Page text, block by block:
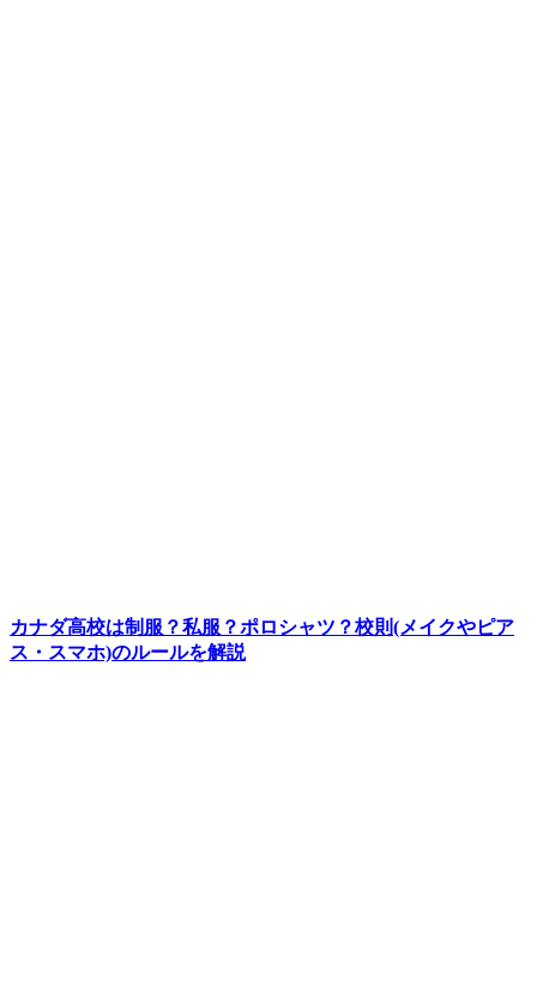
カナダ高校は制服？私服？ポロシャツ？校則(メイクやピア
ス・スマホ)のルールを解説